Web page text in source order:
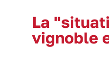
La
vignoble